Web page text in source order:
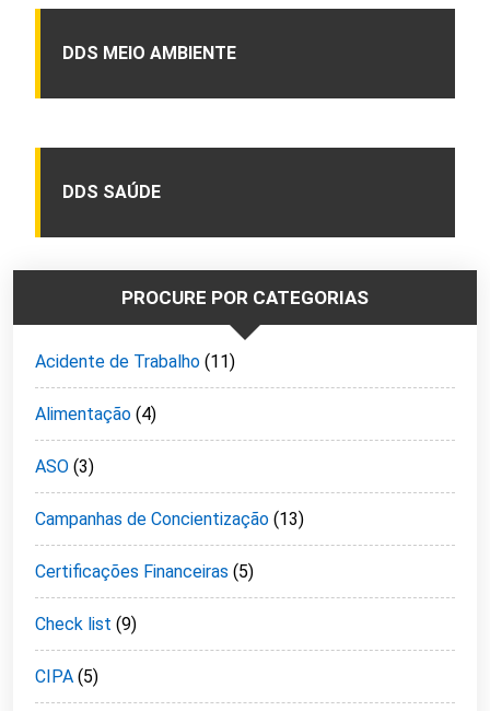
DDS MEIO AMBIENTE
DDS SAÚDE
PROCURE POR CATEGORIAS
Acidente de Trabalho (11)
Alimentação (4)
ASO (3)
Campanhas de Concientização (13)
Certificações Financeiras (5)
Check list (9)
CIPA (5)